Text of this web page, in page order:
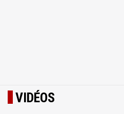
VIDÉOS